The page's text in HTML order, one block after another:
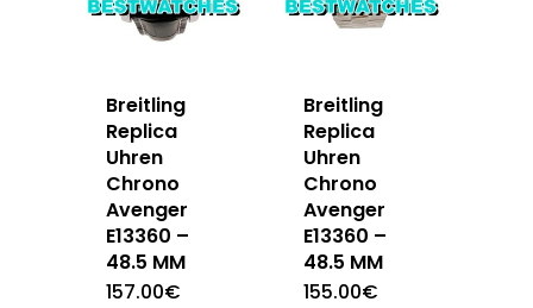
Breitling
Replica
Uhren
Chrono
Avenger
E13360 –
48.5 MM
157.00€
Breitling
Replica
Uhren
Chrono
Avenger
E13360 –
48.5 MM
155.00€